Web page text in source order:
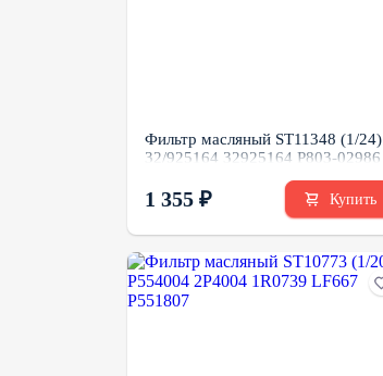
Фильтр масляный ST11348 (1/24)
32/925164 32925164 P803-02986
EK4805
1 355 ₽ Купить